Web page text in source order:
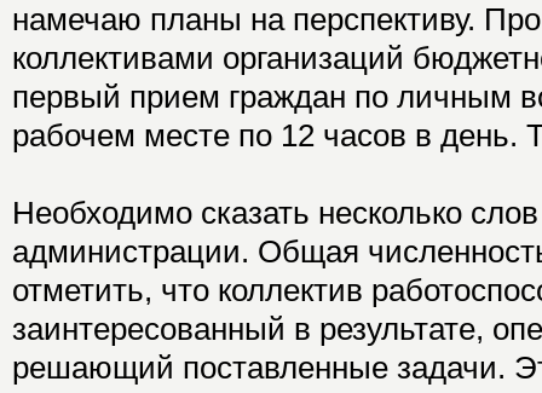
намечаю планы на перспективу.
коллективами организаций
первый прием граждан по личным
рабочем месте по 12 часов в день.
Необходимо сказать несколько
администрации. Общая
отметить, что коллектив
заинтересованный в результате,
решающий поставленные задачи.